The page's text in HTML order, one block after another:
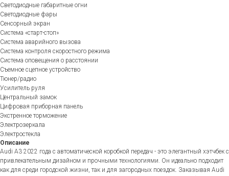
Светодиодные габаритные огни
Светодиодные фары
Сенсорный экран
Система «старт-стоп»
Система аварийного вызова
Система контроля скоростного режима
Система оповещения о расстоянии
Съемное сцепное устройство
Тюнер/радио
Усилитель руля
Центральный замок
Цифровая приборная панель
Экстренное торможение
Электрозеркала
Электростекла
Описание
Audi A3 2022 года с автоматической коробкой передач - это элегантный хэтчбек с
привлекательным дизайном и прочными технологиями. Он идеально подходит
как для среди городской жизни, так и для загородных поездок. Заказывая Audi